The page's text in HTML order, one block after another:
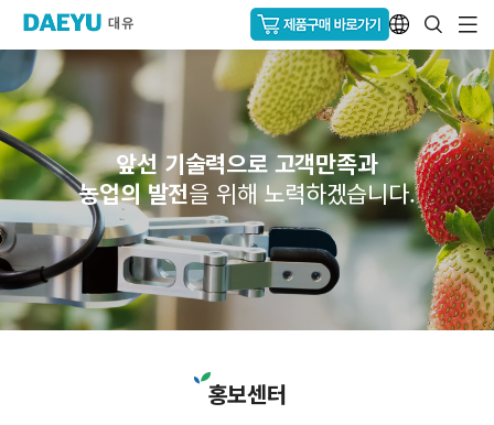
앞선 기술력으로 고객만족과
농업의 발전을 위해 노력하겠습니다.
홍보센터